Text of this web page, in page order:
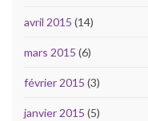
avril 2015 (14)
mars 2015 (6)
février 2015 (3)
janvier 2015 (5)